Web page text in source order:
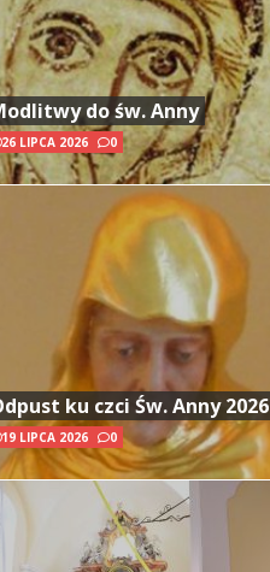
do św. Anny
26 LIPCA 2026 0
ku czci Św. Anny 2026
19 LIPCA 2026 0